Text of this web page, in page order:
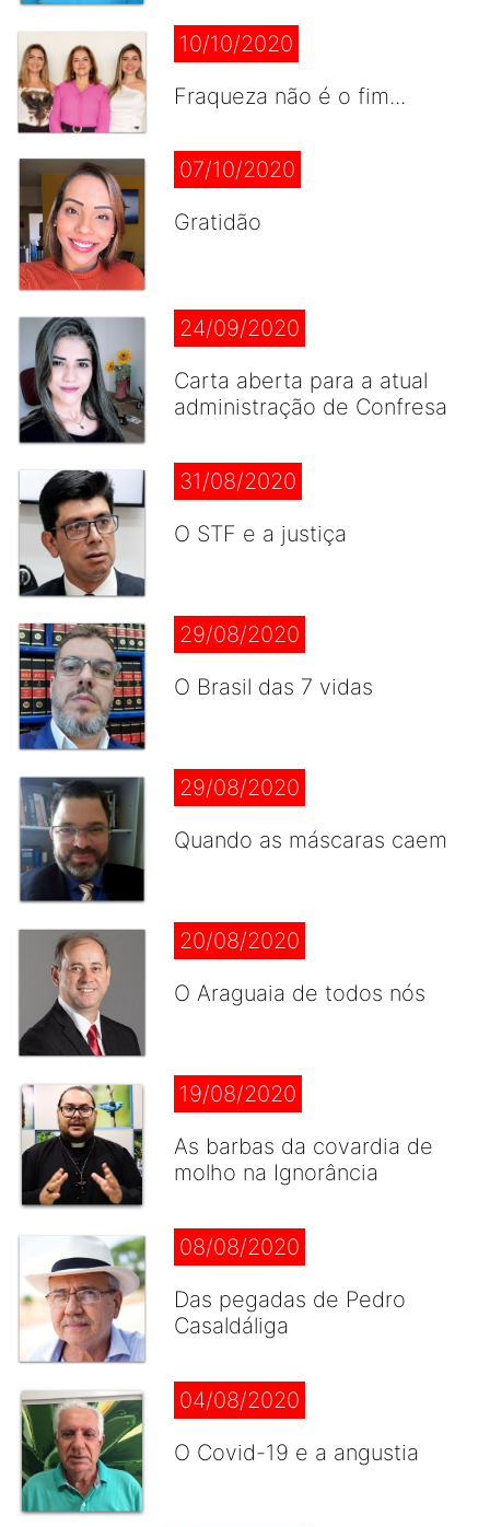
10/10/2020
Fraqueza não é o fim...
07/10/2020
Gratidão
24/09/2020
Carta aberta para a atual
administração de Confresa
31/08/2020
O STF e a justiça
29/08/2020
O Brasil das 7 vidas
29/08/2020
Quando as máscaras caem
20/08/2020
O Araguaia de todos nós
19/08/2020
As barbas da covardia de
molho na Ignorância
08/08/2020
Das pegadas de Pedro
Casaldáliga
04/08/2020
O Covid-19 e a angustia